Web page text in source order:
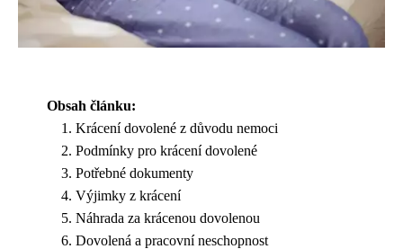
Obsah článku:
Krácení dovolené z důvodu nemoci
Podmínky pro krácení dovolené
Potřebné dokumenty
Výjimky z krácení
Náhrada za krácenou dovolenou
Dovolená a pracovní neschopnost